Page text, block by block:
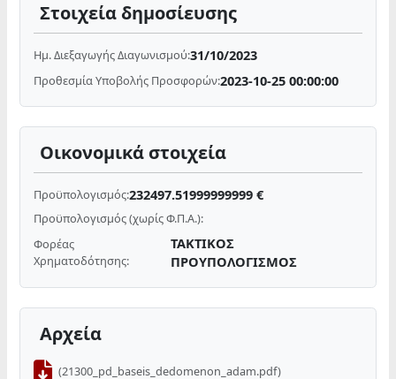
Στοιχεία δημοσίευσης
Ημ. Διεξαγωγής Διαγωνισμού:31/10/2023
Προθεσμία Υποβολής Προσφορών:2023-10-25 00:00:00
Οικονομικά στοιχεία
Προϋπολογισμός:232497.51999999999 €
Προϋπολογισμός (χωρίς Φ.Π.Α.):
Φορέας
Χρηματοδότησης:
ΤΑΚΤΙΚΟΣ
ΠΡΟΥΠΟΛΟΓΙΣΜΟΣ
Αρχεία
(21300_pd_baseis_dedomenon_adam.pdf)